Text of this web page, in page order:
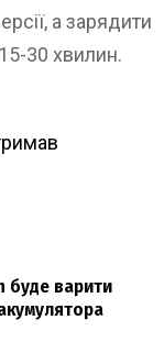
а зарядити
30 хвилин.
буде варити